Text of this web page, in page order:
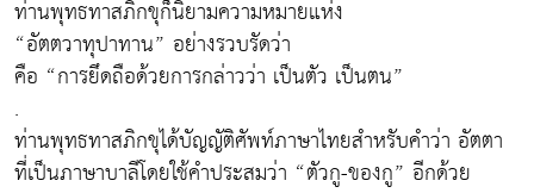
ท่านพุทธทาสภิกขุก็นิยามความหมายแห่ง
“อัตตวาทุปาทาน” อย่างรวบรัดว่า
คือ “การยึดถือด้วยการกล่าวว่า เป็นตัว เป็นตน”
.
ท่านพุทธทาสภิกขุได้บัญญัติศัพท์ภาษาไทยสำหรับคำว่า อัตตา
ที่เป็นภาษาบาลีโดยใช้คำประสมว่า “ตัวกู-ของกู” อีกด้วย